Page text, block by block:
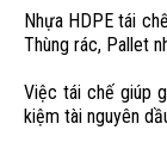
Nhựa HDPE tái
Thùng rác, Pallet
Việc tái chế giúp
kiệm tài nguyên